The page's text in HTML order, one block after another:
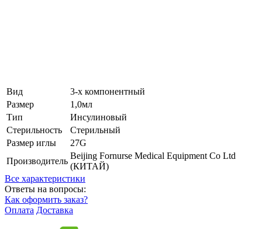
Вид
3-х компонентный
Размер
1,0мл
Тип
Инсулиновый
Стерильность
Стерильный
Размер иглы
27G
Производитель
Beijing Fornurse Medical Equipment Co Ltd
(КИТАЙ)
Все характеристики
Ответы на вопросы:
Как оформить заказ?
Оплата Доставка